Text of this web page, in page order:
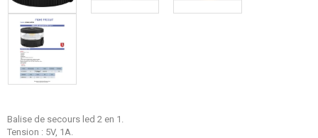
Balise de secours led 2 en 1.
Tension : 5V, 1A.